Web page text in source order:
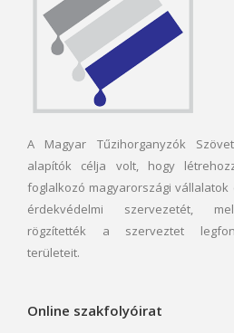
A Magyar Tűzihorganyzók
alapítók célja volt, hogy
foglalkozó magyarországi vállalatok
érdekvédelmi szervezetét,
rögzítették a szerveztet
területeit.
Online szakfolyóirat